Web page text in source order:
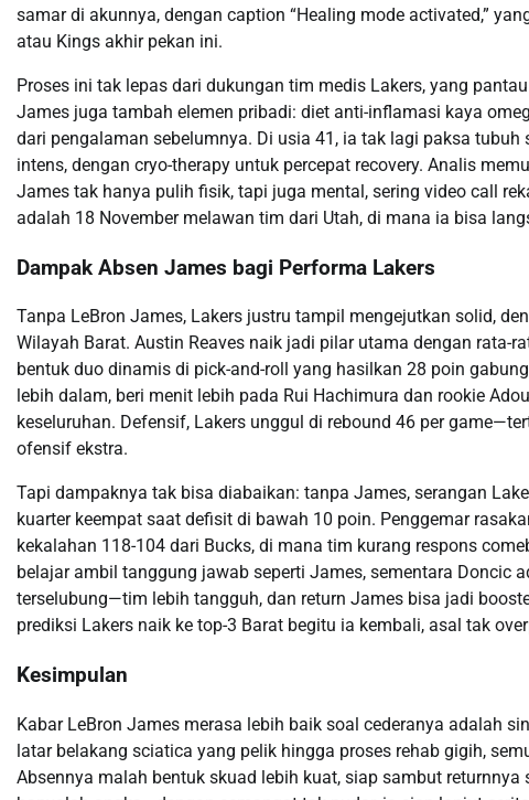
samar di akunnya, dengan caption “Healing mode activated,”
atau Kings akhir pekan ini.
Proses ini tak lepas dari dukungan tim medis Lakers, yang
James juga tambah elemen pribadi: diet anti-inflamasi kaya
dari pengalaman sebelumnya. Di usia 41, ia tak lagi paksa
intens, dengan cryo-therapy untuk percepat recovery. Analis
James tak hanya pulih fisik, tapi juga mental, sering video call
adalah 18 November melawan tim dari Utah, di mana ia bisa
Dampak Absen James bagi Performa Lakers
Tanpa LeBron James, Lakers justru tampil mengejutkan solid,
Wilayah Barat. Austin Reaves naik jadi pilar utama dengan rata-
bentuk duo dinamis di pick-and-roll yang hasilkan 28 poin
lebih dalam, beri menit lebih pada Rui Hachimura dan rookie
keseluruhan. Defensif, Lakers unggul di rebound 46 per
ofensif ekstra.
Tapi dampaknya tak bisa diabaikan: tanpa James, serangan
kuarter keempat saat defisit di bawah 10 poin. Penggemar
kekalahan 118-104 dari Bucks, di mana tim kurang respons
belajar ambil tanggung jawab seperti James, sementara Doncic
terselubung—tim lebih tangguh, dan return James bisa jadi
prediksi Lakers naik ke top-3 Barat begitu ia kembali, asal tak
Kesimpulan
Kabar LeBron James merasa lebih baik soal cederanya adalah
latar belakang sciatica yang pelik hingga proses rehab gigih,
Absennya malah bentuk skuad lebih kuat, siap sambut